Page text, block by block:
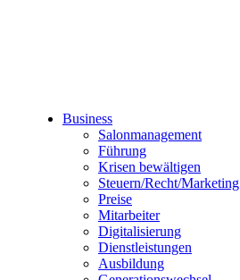
Business
Salonmanagement
Führung
Krisen bewältigen
Steuern/Recht/Marketing
Preise
Mitarbeiter
Digitalisierung
Dienstleistungen
Ausbildung